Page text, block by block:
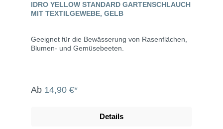
IDRO YELLOW STANDARD GARTENSCHLAUCH
MIT TEXTILGEWEBE, GELB
Geeignet für die Bewässerung von Rasenflächen,
Blumen- und Gemüsebeeten.
Ab 14,90 €*
Details